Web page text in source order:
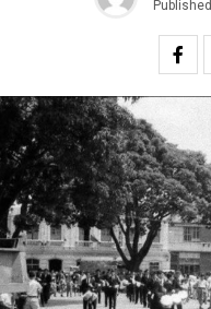
Published